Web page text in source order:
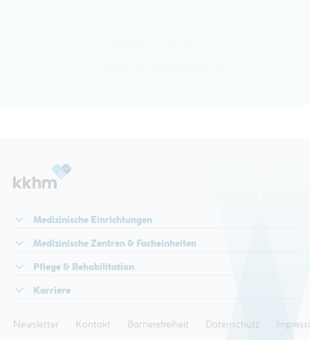
Medizinische Einrichtungen
Medizinische Zentren & Facheinheiten
Pflege & Rehabilitation
Karriere
Newsletter Kontakt Barrierefreiheit Datenschutz